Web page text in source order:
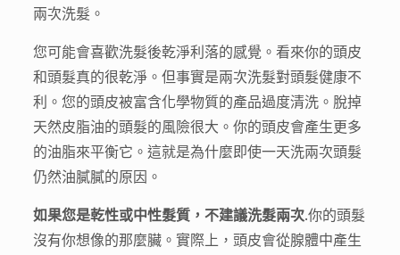
兩次洗髮。
您可能會喜歡洗髮後乾淨利落的感覺。看來你的頭皮
和頭髮真的很乾淨。但事實是兩次洗髮對頭髮健康不
利。您的頭皮被富含化學物質的產品過度清洗。脫掉
天然皮脂油的頭髮的風險很大。你的頭皮會產生更多
的油脂來平衡它。這就是為什麼即使一天洗兩次頭髮
仍然油膩膩的原因。
如果您是乾性或中性髮質，不建議洗髮兩次.你的頭髮
沒有你想像的那麼臟。實際上，頭皮會從腺體中產生